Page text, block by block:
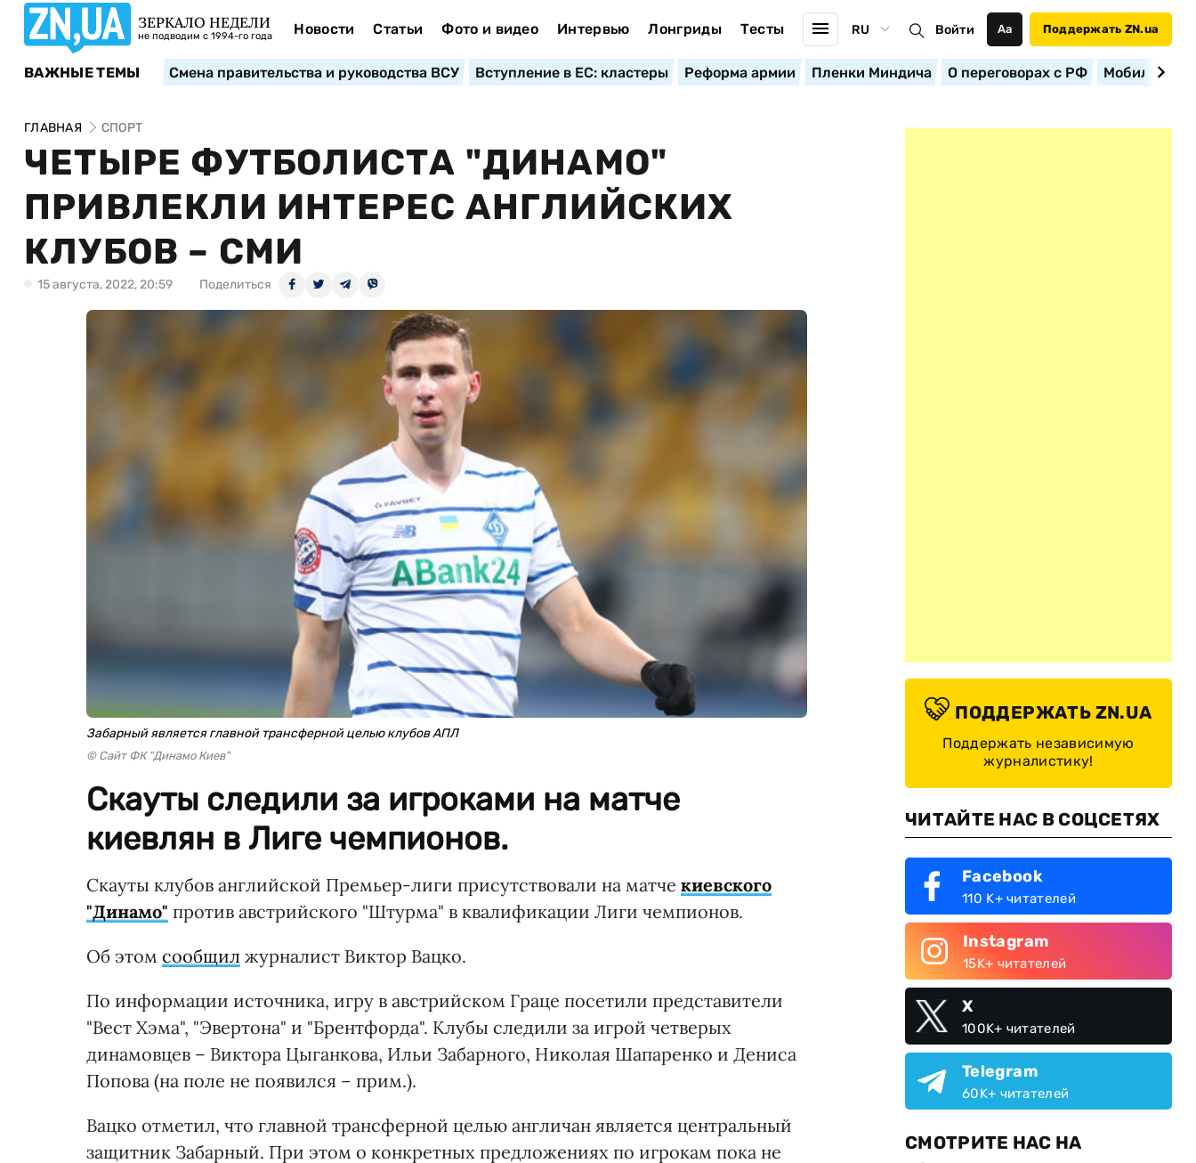
ЗЕРКАЛО НЕДЕЛИ
не подводим с 1994-го года Новости Статьи Фото и видео Интервью Лонгриды Тесты RU Войти Аа Поддержать ZN.ua
ВАЖНЫЕ ТЕМЫ Смена правительства и руководства ВСУ Вступление в ЕС: кластеры Реформа армии Пленки Миндича О переговорах с РФ
ГЛАВНАЯ СПОРТ
ЧЕТЫРЕ ФУТБОЛИСТА "ДИНАМО"
ПРИВЛЕКЛИ ИНТЕРЕС АНГЛИЙСКИХ
КЛУБОВ – СМИ
15 августа, 2022, 20:59 Поделиться
Забарный является главной трансферной целью клубов АПЛ
© Сайт ФК "Динамо Киев"
Скауты следили за игроками на матче
киевлян в Лиге чемпионов.
Скауты клубов английской Премьер-лиги присутствовали на матче киевского
"Динамо" против австрийского "Штурма" в квалификации Лиги чемпионов.
Об этом сообщил журналист Виктор Вацко.
По информации источника, игру в австрийском Граце посетили представители
"Вест Хэма", "Эвертона" и "Брентфорда". Клубы следили за игрой четверых
динамовцев – Виктора Цыганкова, Ильи Забарного, Николая Шапаренко и Дениса
Попова (на поле не появился – прим.).
Вацко отметил, что главной трансферной целью англичан является центральный
защитник Забарный. При этом о конкретных предложениях по игрокам пока не
ПОДДЕРЖАТЬ ZN.UA
Поддержать независимую
журналистику!
ЧИТАЙТЕ НАС В СОЦСЕТЯХ
Facebook
110 K+ читателей
Instagram
15K+ читателей
X
100K+ читателей
Telegram
60K+ читателей
СМОТРИТЕ НАС НА